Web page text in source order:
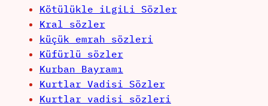
Kötülükle iLgiLi Sözler
Kral sözler
küçük emrah sözleri
Küfürlü sözler
Kurban Bayramı
Kurtlar Vadisi Sözler
Kurtlar vadisi sözleri